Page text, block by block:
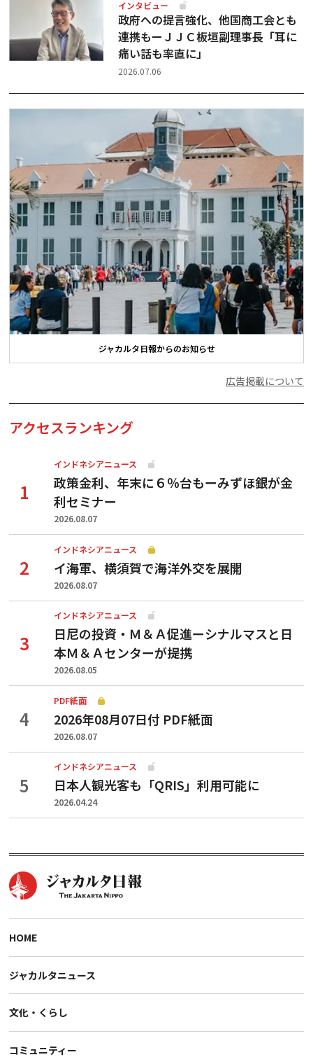
インタビュー
政府への提言強化、他国商工会とも
連携もーＪＪＣ板垣副理事長「耳に
痛い話も率直に」
2026.07.06
ジャカルタ日報からのお知らせ
広告掲載について
アクセスランキング
インドネシアニュース
政策金利、年末に６％台もーみずほ銀が金
利セミナー
2026.08.07
インドネシアニュース
イ海軍、横須賀で海洋外交を展開
2026.08.07
インドネシアニュース
日尼の投資・Ｍ＆Ａ促進ーシナルマスと日
本Ｍ＆Ａセンターが提携
2026.08.05
PDF紙面
2026年08月07日付 PDF紙面
2026.08.07
インドネシアニュース
日本人観光客も「QRIS」利用可能に
2026.04.24
HOME
ジャカルタニュース
文化・くらし
コミュニティー